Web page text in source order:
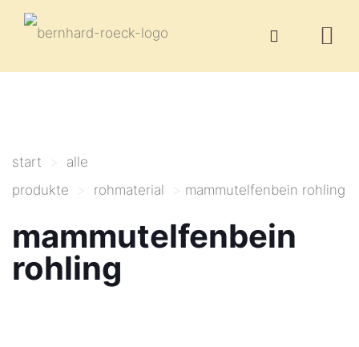
start >
alle
produkte
> rohmaterial > mammutelfenbein rohling
mammutelfenbein
rohling